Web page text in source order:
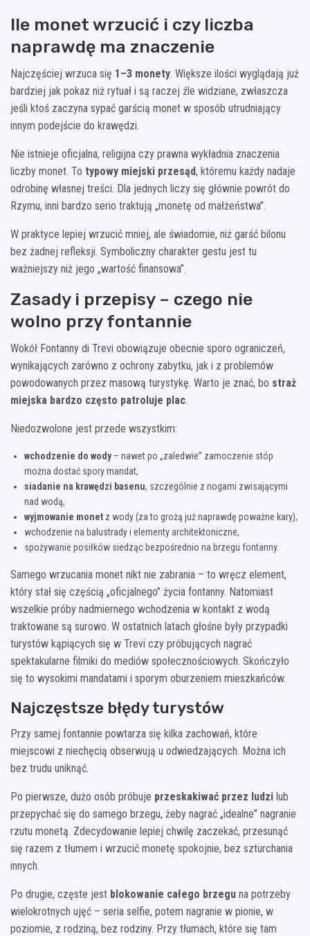
Ile monet wrzucić i czy liczba
naprawdę ma znaczenie
Najczęściej wrzuca się 1–3 monety. Większe ilości wyglądają już
bardziej jak pokaz niż rytuał i są raczej źle widziane, zwłaszcza
jeśli ktoś zaczyna sypać garścią monet w sposób utrudniający
innym podejście do krawędzi.
Nie istnieje oficjalna, religijna czy prawna wykładnia znaczenia
liczby monet. To typowy miejski przesąd, któremu każdy nadaje
odrobinę własnej treści. Dla jednych liczy się głównie powrót do
Rzymu, inni bardzo serio traktują „monetę od małżeństwa”.
W praktyce lepiej wrzucić mniej, ale świadomie, niż garść bilonu
bez żadnej refleksji. Symboliczny charakter gestu jest tu
ważniejszy niż jego „wartość finansowa”.
Zasady i przepisy – czego nie
wolno przy fontannie
Wokół Fontanny di Trevi obowiązuje obecnie sporo ograniczeń,
wynikających zarówno z ochrony zabytku, jak i z problemów
powodowanych przez masową turystykę. Warto je znać, bo straż
miejska bardzo często patroluje plac.
Niedozwolone jest przede wszystkim:
wchodzenie do wody– nawet po „zaledwie” zamoczenie stóp
można dostać spory mandat,
siadanie na krawędzi basenu, szczególnie z nogami zwisającymi
nad wodą,
wyjmowanie monet z wody (za to grożą już naprawdę poważne kary),
wchodzenie na balustrady i elementy architektoniczne,
spożywanie posiłków siedząc bezpośrednio na brzegu fontanny.
Samego wrzucania monet nikt nie zabrania – to wręcz element,
który stał się częścią „oficjalnego” życia fontanny. Natomiast
wszelkie próby nadmiernego wchodzenia w kontakt z wodą
traktowane są surowo. W ostatnich latach głośne były przypadki
turystów kąpiących się w Trevi czy próbujących nagrać
spektakularne filmiki do mediów społecznościowych. Skończyło
się to wysokimi mandatami i sporym oburzeniem mieszkańców.
Najczęstsze błędy turystów
Przy samej fontannie powtarza się kilka zachowań, które
miejscowi z niechęcią obserwują u odwiedzających. Można ich
bez trudu uniknąć.
Po pierwsze, dużo osób próbuje przeskakiwać przez ludzi lub
przepychać się do samego brzegu, żeby nagrać „idealne” nagranie
rzutu monetą. Zdecydowanie lepiej chwilę zaczekać, przesunąć
się razem z tłumem i wrzucić monetę spokojnie, bez szturchania
innych.
Po drugie, częste jest blokowanie całego brzegu na potrzeby
wielokrotnych ujęć – seria selfie, potem nagranie w pionie, w
poziomie, z rodziną, bez rodziny. Przy tłumach, które się tam